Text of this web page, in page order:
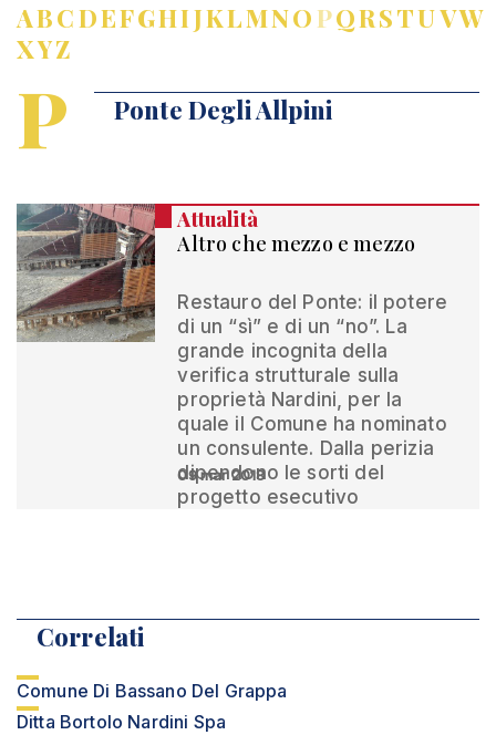
ABCDEFGHIJKLMNOPQRSTUVW
XYZ
P Ponte Degli Allpini
Attualità
Altro che mezzo e mezzo
Restauro del Ponte: il potere
di un “sì” e di un “no”. La
grande incognita della
verifica strutturale sulla
proprietà Nardini, per la
quale il Comune ha nominato
un consulente. Dalla perizia
dipendono le sorti del
progetto esecutivo
09 mar 2018
Correlati
Comune Di Bassano Del Grappa
Ditta Bortolo Nardini Spa